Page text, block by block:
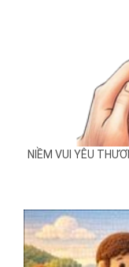
NIỀM VUI YÊU